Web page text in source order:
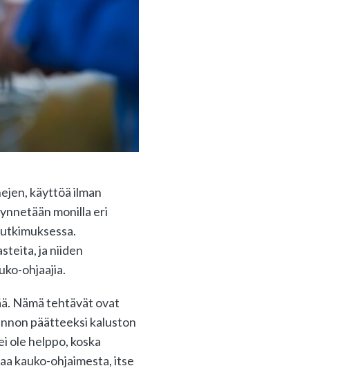
käyttöä ilman
monilla eri
ja niiden
ohjaajia.
Nämä tehtävät ovat
päätteeksi kaluston
ole helppo, koska
kauko-ohjaimesta, itse